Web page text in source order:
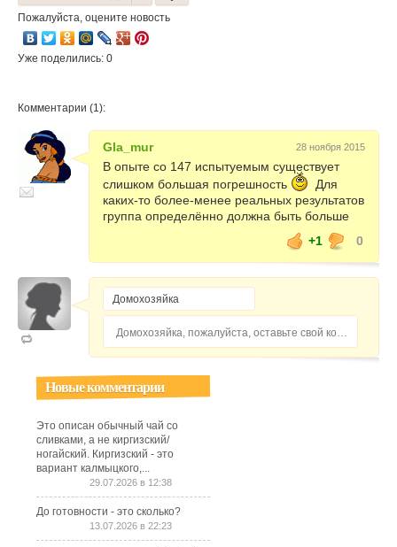
Пожалуйста, оцените новость
Уже поделились: 0
Комментарии (1):
Gla_mur 28 ноября 2015
В опыте со 147 испытуемым существует
слишком большая погрешность
Для
каких-то более-менее реальных результатов
группа определённо должна быть больше
+1
0
Домохозяйка, пожалуйста, оставьте свой комментарий...
Новые комментарии
Это описан обычный чай со
сливками, а не киргизский/
ногайский. Киргизский - это
вариант калмыцкого,...
29.07.2026 в 12:38
До готовности - это сколько?
13.07.2026 в 22:23